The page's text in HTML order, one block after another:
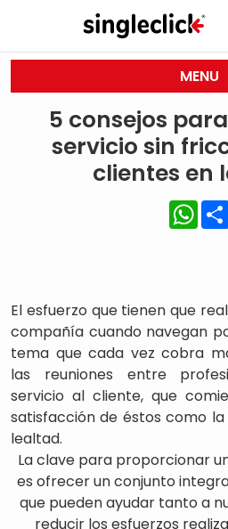
MENU
5 consejos
servicio sin
clientes en
El esfuerzo que tienen que
compañía cuando navegan
tema que cada vez cobra
las reuniones entre
servicio al cliente, que
satisfacción de éstos como
lealtad.
La clave para proporcionar
es ofrecer un conjunto
que pueden ayudar tanto a
reducir los esfuerzos